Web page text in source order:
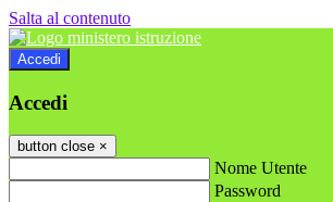
Salta al contenuto
Accedi
Accedi
button close ×
Nome Utente
Password